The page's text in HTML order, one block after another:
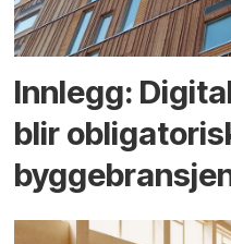
Innlegg:
blir